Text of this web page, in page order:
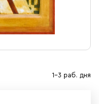
1-3 раб. дня